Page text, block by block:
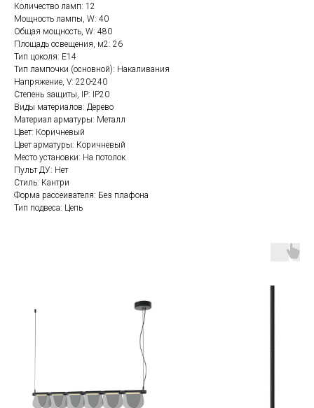
Количество ламп: 12
Мощность лампы, W: 40
Общая мощность, W: 480
Площадь освещения, м2: 26
Тип цоколя: E14
Тип лампочки (основной): Накаливания
Напряжение, V: 220-240
Степень защиты, IP: IP20
Виды материалов: Дерево
Материал арматуры: Металл
Цвет: Коричневый
Цвет арматуры: Коричневый
Место установки: На потолок
Пульт ДУ: Нет
Стиль: Кантри
Форма рассеивателя: Без плафона
Тип подвеса: Цепь